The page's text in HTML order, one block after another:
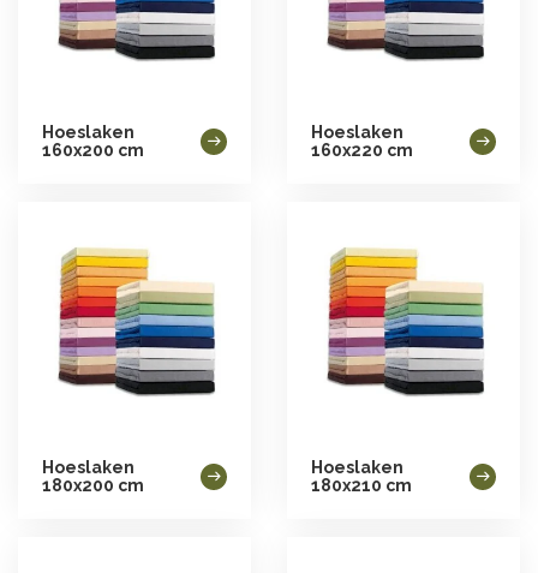
Hoeslaken
160x200 cm
Hoeslaken
160x220 cm
Hoeslaken
180x200 cm
Hoeslaken
180x210 cm